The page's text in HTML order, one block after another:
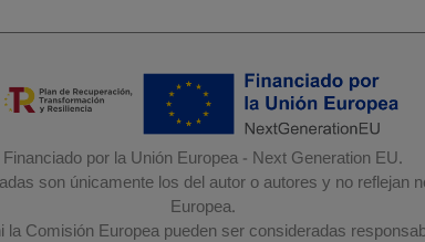
Financiado por la Unión Europea - Next Generation EU.
son únicamente los del autor o autores y no reflejan
Europea.
la Comisión Europea pueden ser consideradas